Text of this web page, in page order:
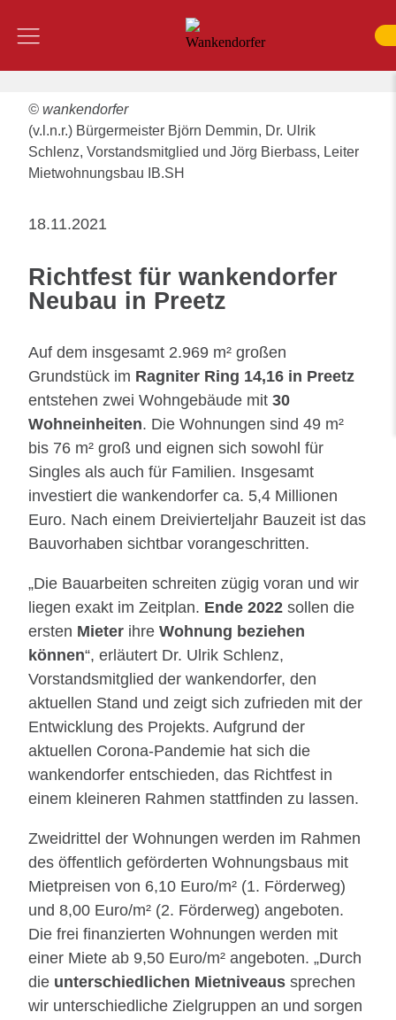
Menü
© wankendorfer
(v.l.n.r.) Bürgermeister Björn Demmin, Dr. Ulrik
Schlenz, Vorstandsmitglied und Jörg Bierbass, Leiter
Mietwohnungsbau IB.SH
18.11.2021
Richtfest für wankendorfer
Neubau in Preetz
Auf dem insgesamt 2.969 m² großen
Grundstück im Ragniter Ring 14,16 in Preetz
entstehen zwei Wohngebäude mit 30
Wohneinheiten. Die Wohnungen sind 49 m²
bis 76 m² groß und eignen sich sowohl für
Singles als auch für Familien. Insgesamt
investiert die wankendorfer ca. 5,4 Millionen
Euro. Nach einem Dreivierteljahr Bauzeit ist das
Bauvorhaben sichtbar vorangeschritten.
„Die Bauarbeiten schreiten zügig voran und wir
liegen exakt im Zeitplan. Ende 2022 sollen die
ersten Mieter ihre Wohnung beziehen
können“, erläutert Dr. Ulrik Schlenz,
Vorstandsmitglied der wankendorfer, den
aktuellen Stand und zeigt sich zufrieden mit der
Entwicklung des Projekts. Aufgrund der
aktuellen Corona-Pandemie hat sich die
wankendorfer entschieden, das Richtfest in
einem kleineren Rahmen stattfinden zu lassen.
Zweidrittel der Wohnungen werden im Rahmen
des öffentlich geförderten Wohnungsbaus mit
Mietpreisen von 6,10 Euro/m² (1. Förderweg)
und 8,00 Euro/m² (2. Förderweg) angeboten.
Die frei finanzierten Wohnungen werden mit
einer Miete ab 9,50 Euro/m² angeboten. „Durch
die unterschiedlichen Mietniveaus sprechen
wir unterschiedliche Zielgruppen an und sorgen